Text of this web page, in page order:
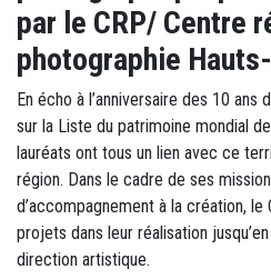
par le CRP/ Centre
photographie
En écho à l’anniversaire des 10 ans
sur la Liste du patrimoine mondial
lauréats ont tous un lien avec ce
région. Dans le cadre de ses
d’accompagnement à la création,
projets dans leur réalisation
direction artistique.